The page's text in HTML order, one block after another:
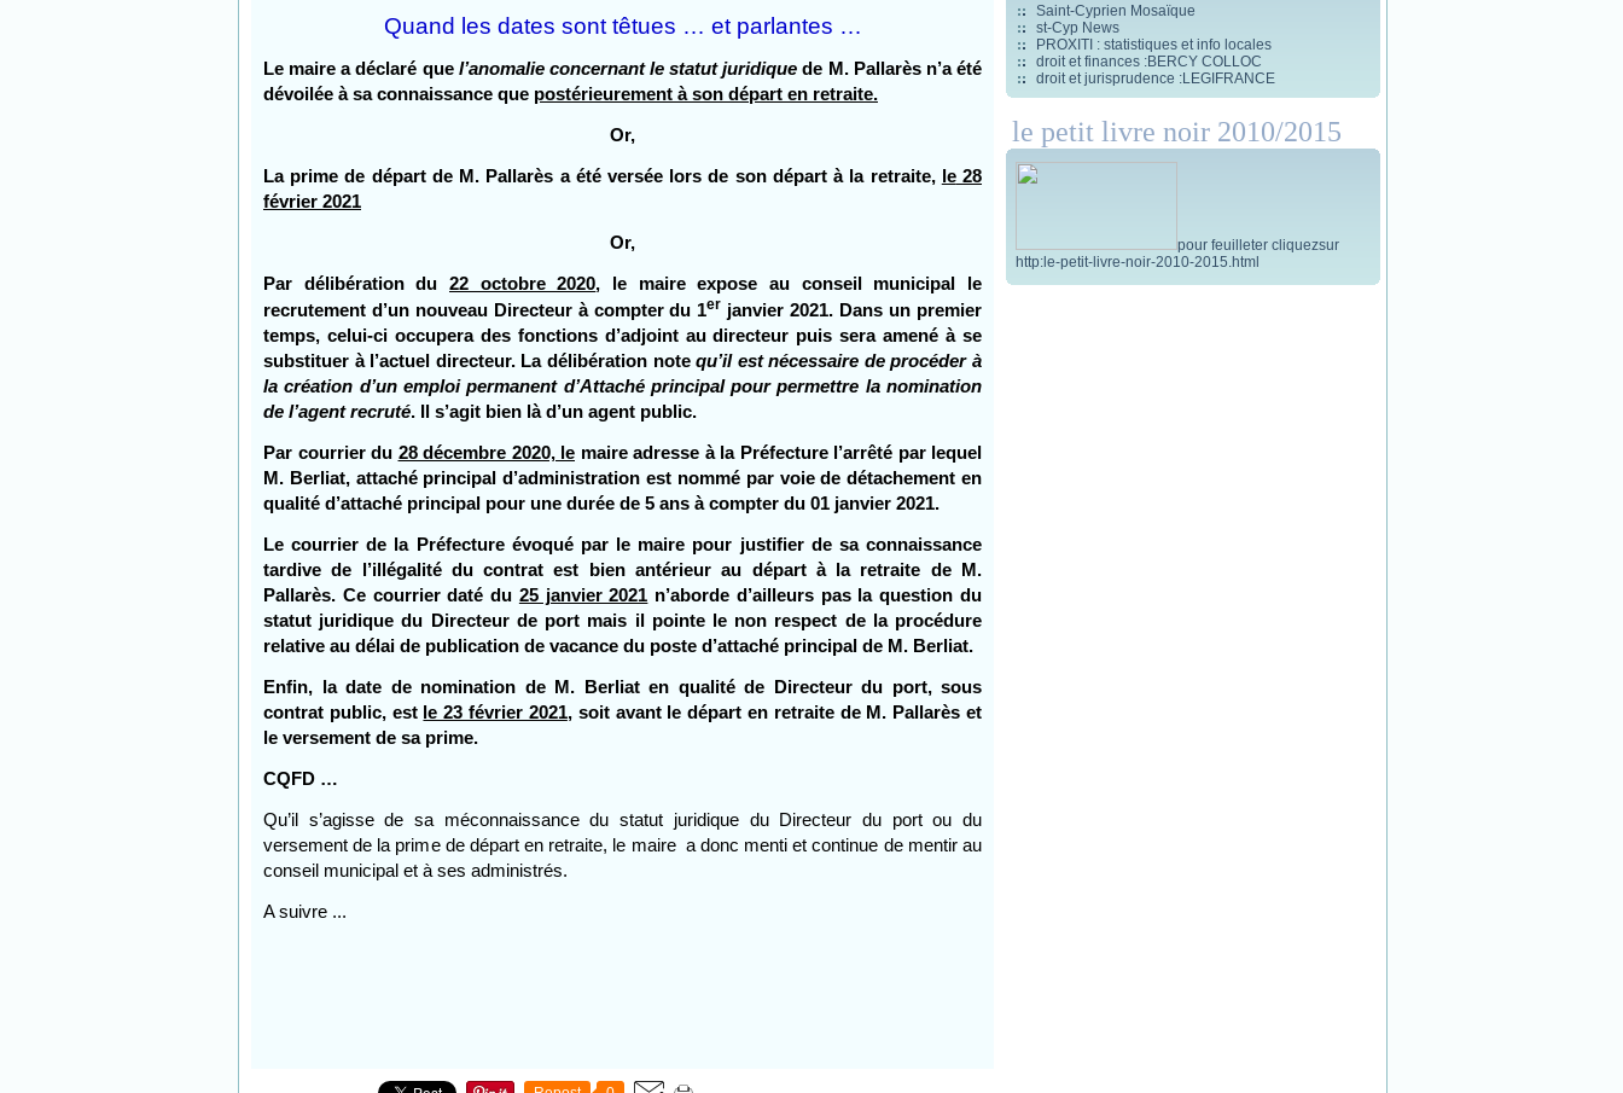
Quand les dates sont têtues … et parlantes …
Le maire a déclaré que l’anomalie concernant le statut juridique de M. Pallarès n’a été
dévoilée à sa connaissance que postérieurement à son départ en retraite.
Or,
La prime de départ de M. Pallarès a été versée lors de son départ à la retraite, le 28
février 2021
Or,
Par délibération du 22 octobre 2020, le maire expose au conseil municipal le
recrutement d’un nouveau Directeur à compter du 1er janvier 2021. Dans un premier
temps, celui-ci occupera des fonctions d’adjoint au directeur puis sera amené à se
substituer à l’actuel directeur. La délibération notequ’il est nécessaire de procéder à
la création d’un emploi permanent d’Attaché principal pour permettre la nomination
de l’agent recruté. Il s’agit bien là d’un agent public.
Par courrier du 28 décembre 2020, le maire adresse à la Préfecture l’arrêté par lequel
M. Berliat, attaché principal d’administration est nommé par voie de détachement en
qualité d’attaché principal pour une durée de 5 ans à compter du 01 janvier 2021.
Le courrier de la Préfecture évoqué par le maire pour justifier de sa connaissance
tardive de l’illégalité du contrat est bien antérieur au départ à la retraite de M.
Pallarès. Ce courrier daté du 25 janvier 2021 n’aborde d’ailleurs pas la question du
statut juridique du Directeur de port mais il pointe le non respect de la procédure
relative au délai de publication de vacance du poste d’attaché principal de M. Berliat.
Enfin, la date de nomination de M. Berliat en qualité de Directeur du port, sous
contrat public, est le 23 février 2021, soit avant le départ en retraite de M. Pallarès et
le versement de sa prime.
CQFD …
Qu’il s’agisse de sa méconnaissance du statut juridique du Directeur du port ou du
versement de la prime de départ en retraite, le maire a donc menti et continue de mentir au
conseil municipal et à ses administrés.
A suivre ...
Saint-Cyprien Mosaïque
st-Cyp News
PROXITI : statistiques et info locales
droit et finances :BERCY COLLOC
droit et jurisprudence :LEGIFRANCE
le petit livre noir 2010/2015
pour feuilleter cliquezsur
http:le-petit-livre-noir-2010-2015.html